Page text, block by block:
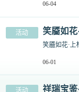
06-04
活动 笑靥如
笑靥如花·上
06-01
活动 祥瑞宝鉴